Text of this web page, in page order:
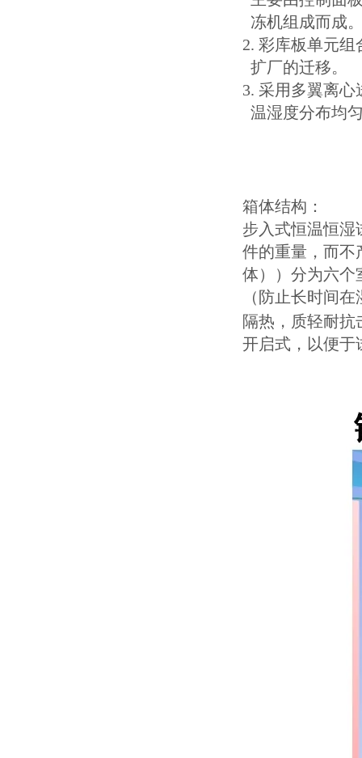
冻机组成而成
2. 彩库板单元
扩厂的迁
3. 采用多翼离
温湿度分布均
箱体结构：
步入式恒温恒湿
件的重量，而不
体））分为六个
（防止长时间
隔热，质轻耐
开启式，以便于